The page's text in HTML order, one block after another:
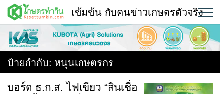
Skip
content
พืช
หน้าแรก
แวดวงเกษตร
เข้มข้น กับคนข่าวเกษตรตัวจริง
ป้ายกำกับ: หนุนเกษตรกร
บอร์ด ธ.ก.ส. ไฟเขียว “สินเชื่อ